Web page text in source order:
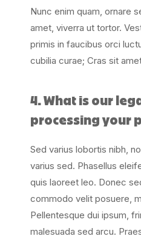
Nunc enim quam, ornare
amet, viverra ut tortor.
primis in faucibus orci
cubilia curae; Cras sit
4. What is our
processing your
Sed varius lobortis nibh,
varius sed. Phasellus
quis laoreet leo. Donec
commodo velit posuere,
Pellentesque dui ipsum,
malesuada sed arcu.